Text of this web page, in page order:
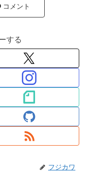
コメント
する
フジカワ